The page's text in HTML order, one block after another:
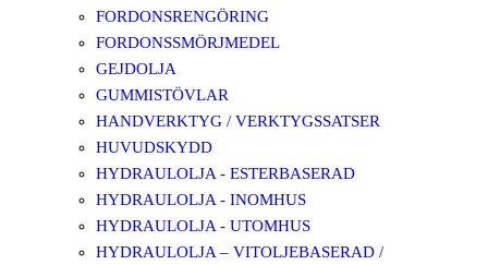
FORDONSRENGÖRING
FORDONSSMÖRJMEDEL
GEJDOLJA
GUMMISTÖVLAR
HANDVERKTYG / VERKTYGSSATSER
HUVUDSKYDD
HYDRAULOLJA - ESTERBASERAD
HYDRAULOLJA - INOMHUS
HYDRAULOLJA - UTOMHUS
HYDRAULOLJA – VITOLJEBASERAD /